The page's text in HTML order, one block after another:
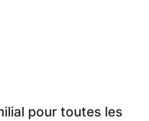
pour toutes les